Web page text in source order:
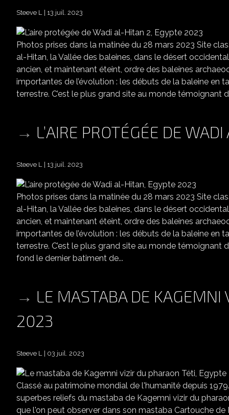
Steeve L 13 juil. 2023
Photos prises dans la matinée du 28 mars 2023 Site
al-Hitan, la Vallée des baleines, dans le désert
ancien, et maintenant éteint, ordre des baleines
importantes de l’évolution : les débuts de la baleine
terrestre. C’est le plus grand site au monde témoignant
L’AIRE PROTÉGÉE DE
Steeve L 13 juil. 2023
Photos prises dans la matinée du 28 mars 2023 Site
al-Hitan, la Vallée des baleines, dans le désert
ancien, et maintenant éteint, ordre des baleines
importantes de l’évolution : les débuts de la baleine
terrestre. C’est le plus grand site au monde
fond le dernier batiment de...
LE MASTABA DE KAGEMNI
2023
Steeve L 03 juil. 2023
Classé au patrimoine mondial de l'humanité depuis
superbes reliefs du mastaba de Kagemni vizir du
que l'on peut observer dans son mastaba Cartouche de